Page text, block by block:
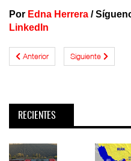
Por Edna Herrera /
LinkedIn
Anterior Siguiente
RECIENTES